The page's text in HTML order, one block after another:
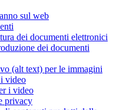
sul web
dei documenti elettronici
dei documenti
(alt text) per le immagini
video
i video
privacy